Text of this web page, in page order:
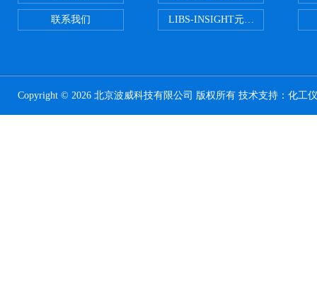
联系我们 LIBS-INSIGHT元素光谱分析仪
Copyright © 2026 北京波威科技有限公司 版权所有 技术支持： 化工